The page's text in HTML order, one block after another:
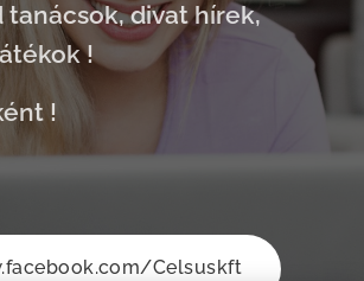
tanácsok, divat hírek,
!
!
Celsuskft